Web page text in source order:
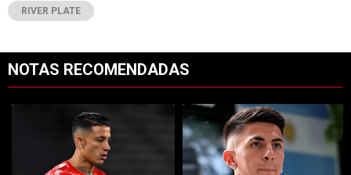
RIVER PLATE
NOTAS RECOMENDADAS
Un artículo de tendencia con el título "Kevin Castaño se va de
Un artículo de tendencia con el